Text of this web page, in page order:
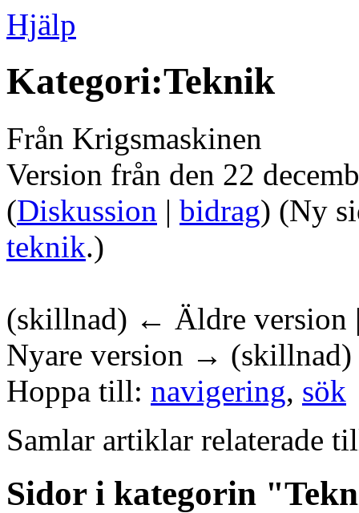
Hjälp
Kategori:Teknik
Från Krigsmaskinen
Version från den 22
(Diskussion | bidrag) (Ny
teknik.)
(skillnad) ← Äldre version
Nyare version → (skillnad)
Hoppa till: navigering, sök
Samlar artiklar relaterade
Sidor i kategorin